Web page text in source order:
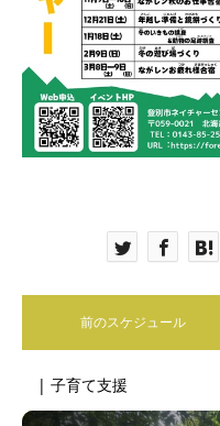
前のスケジュール
| 子育て支援